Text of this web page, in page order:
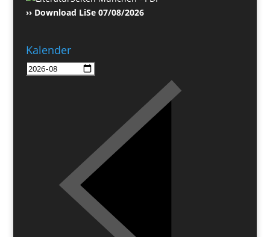
›› Download LiSe 07/08/2026
Kalender